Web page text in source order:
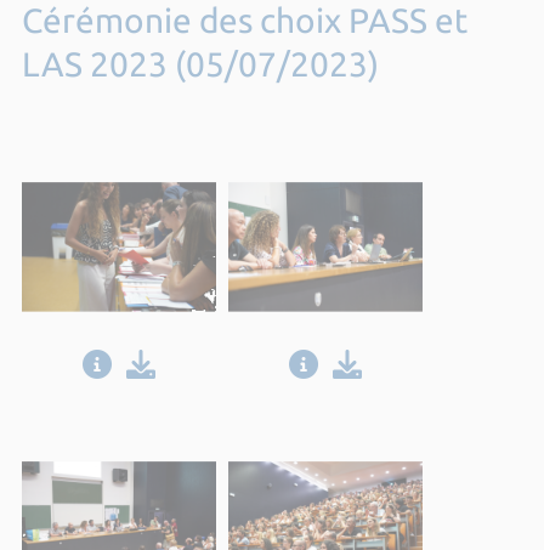
Cérémonie des choix PASS et
LAS 2023 (05/07/2023)